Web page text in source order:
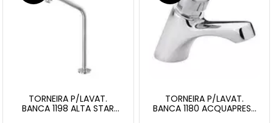
TORNEIRA P/LAVAT.
BANCA 1198 ALTA STAR
TORNEIRA P/LAVAT.
BANCA 1180 ACQUAPRESS